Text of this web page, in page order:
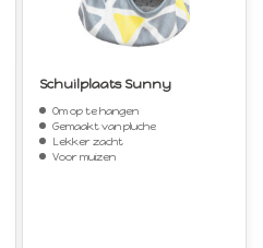
Schuilplaats Sunny
Om op te hangen
Gemaakt van pluche
Lekker zacht
Voor muizen